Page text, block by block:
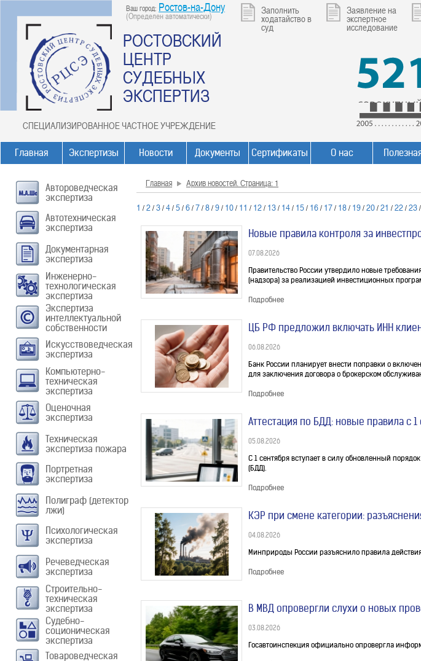
Ваш город: Ростов-на-Дону
(Определен автоматически)
РОСТОВСКИЙ
ЦЕНТР
СУДЕБНЫХ
ЭКСПЕРТИЗ
СПЕЦИАЛИЗИРОВАННОЕ ЧАСТНОЕ УЧРЕЖДЕНИЕ
Заполнить
ходатайство в
суд
Заявление на
экспертное
исследование
Главная Экспертизы Новости Документы Сертификаты О нас
Автороведческая
экспертиза
Автотехническая
экспертиза
Документарная
экспертиза
Инженерно-
технологическая
экспертиза
Экспертиза
интеллектуальной
собственности
Искусствоведческая
экспертиза
Компьютерно-
техническая
экспертиза
Оценочная
экспертиза
Техническая
экспертиза пожара
Портретная
экспертиза
Полиграф (детектор
лжи)
Психологическая
экспертиза
Речеведческая
экспертиза
Строительно-
техническая
экспертиза
Судебно-
соционическая
экспертиза
Товароведческая
Главная Архив новостей. Страница: 1
1 /2/3/4/5/6/7/8/9/ 10/ 11 / 12/ 13/ 14/ 15/ 16/ 17/ 18/ 19/20/21 /22/23/
Новые правила контроля за
07.08.2026
Правительство России утвердило новые
(надзора) за реализацией инвестиционных
Подробнее
ЦБ РФ предложил включать ИНН
06.08.2026
Банк России планирует внести поправки о
для заключения договора о брокерском
Подробнее
Аттестация по БДД: новые правила с 1
05.08.2026
С 1 сентября вступает в силу обновленный
(БДД).
Подробнее
КЭР при смене категории:
04.08.2026
Минприроды России разъяснило правила
Подробнее
В МВД опровергли слухи о новых
03.08.2026
Госавтоинспекция официально опровергла